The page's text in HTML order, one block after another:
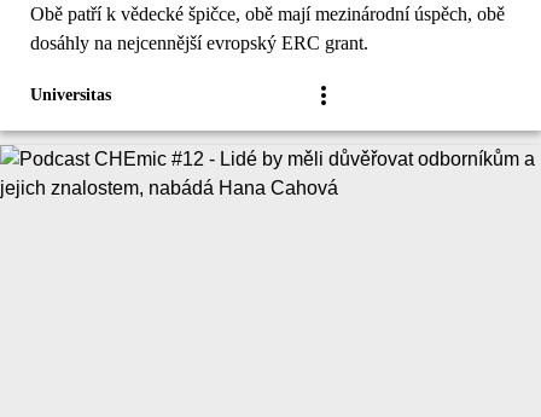
Obě patří k vědecké špičce, obě mají mezinárodní úspěch, obě
dosáhly na nejcennější evropský ERC grant.
Universitas